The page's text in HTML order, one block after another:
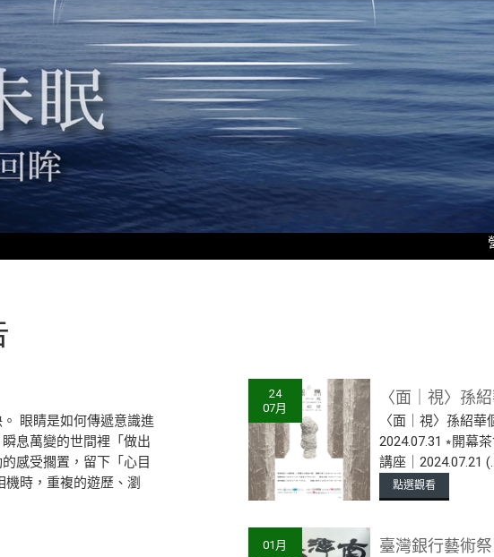
營
眼睛是如何傳遞意識進
息萬變的世間裡「做出
感受擱置，留下「心目
時，重複的遊歷、瀏
24
07月
〈面｜視〉孫
〈面｜視〉孫紹
2024.07.31 ⭒開幕
講座｜2024.07.21
點選觀看
01月 臺灣銀行藝術祭